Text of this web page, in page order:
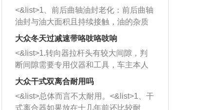
西取出来。但如果是因为积碳过多引起
的堵塞，就需要将三元催化器泡在草酸
洗剂对堵塞的情况得到解决，将清洗剂
放在燃油箱中，与燃油混合后，车辆启
动时，就可以和汽油一起进入到燃烧
室，最后形成废气排出，就可以让三元
催化器得到清洗，排气管堵塞的情况就
能够得到解决。
一圈半的练习，往右同样也要打相同的
圈数。 <&list>3、最后强调要反复练
习，这样就可以形成肌肉记忆，在真实
驾驶车辆时，不需要记忆也能打好方
向。
<&list>1、前后曲轴油封老化：前后曲轴
油封与油大面积且持续接触，油的杂质
和发动机内持续温度变化使其密封效果
逐渐减弱，导致渗油或漏油。<&list>2、
活塞间隙过大：积碳会使活塞环与缸体
的间隙扩大，导致机油流入燃烧室中，
造成烧机油。<&list>3、机油粘度。使用
机油粘度过小的话，同样会有烧机油现
象，机油粘度过小具有很好的流动性，
大众冬天过减速带咯吱咯吱响
<&list>1.转向器拉杆头有较大间隙，判
断间隙需要专用仪器和工具，车主本人
无法制作，需要将车辆送到修理厂或4s
店；<&list>2.车辆半轴套管防尘罩破
裂，破裂后会出现漏油现象，使半轴磨
大众干式双离合耐用吗
<&list>总体而言不太耐用。<&list>1、干
式离合器如果放在十几年前还比较耐